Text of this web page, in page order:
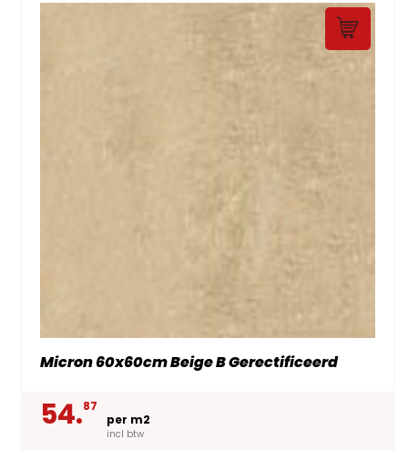
Micron 60x60cm Beige B Gerectificeerd
54.87
per m2
incl btw